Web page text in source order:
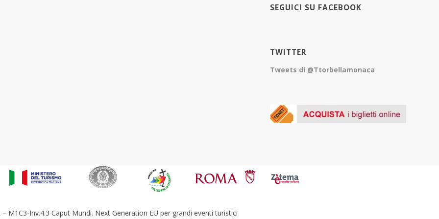
SEGUICI SU FACEBOOK
TWITTER
Tweets di @Ttorbellamonaca
– M1C3-Inv.4.3 Caput Mundi. Next Generation EU per grandi eventi turistici